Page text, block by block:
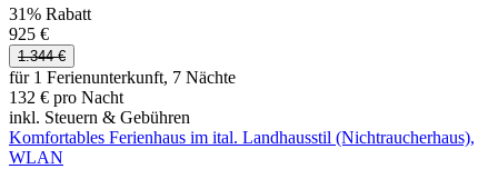
31% Rabatt
925 €
1.344 €
für 1 Ferienunterkunft, 7 Nächte
132 € pro Nacht
inkl. Steuern & Gebühren
Komfortables Ferienhaus im ital. Landhausstil (Nichtraucherhaus),
WLAN